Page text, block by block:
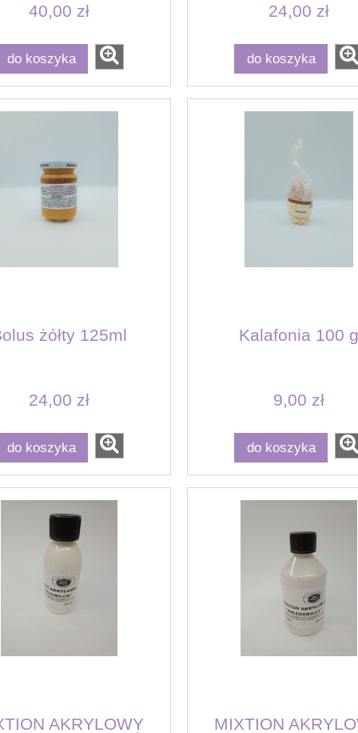
40,00 zł
do koszyka
24,00 zł
do koszyka
żółty 125ml
24,00 zł
do koszyka
Kalafonia 100 g
9,00 zł
do koszyka
AKRYLOWY MIXTION